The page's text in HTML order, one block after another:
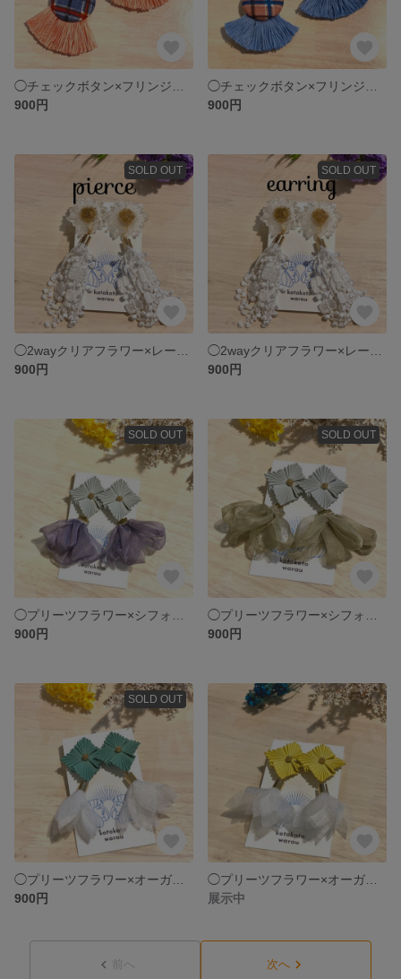
900円
900円
SOLD OUT
900円
SOLD OUT
900円
SOLD OUT
900円
SOLD OUT
900円
SOLD OUT
900円
展示中
前へ 次へ